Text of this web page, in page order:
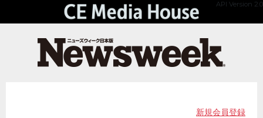
API Version 2.0
新規会員登録